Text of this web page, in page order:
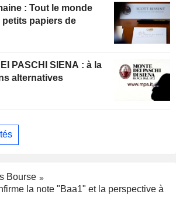
: Tout le monde
papiers de
SIENA : à la
alternatives
Bourse
la note "Baa1" et la perspective à